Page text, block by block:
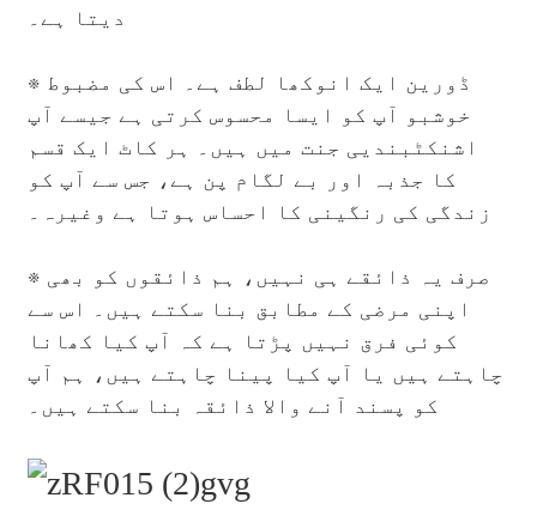
دیتا ہے۔
※ ڈورین ایک انوکھا لطف ہے۔ اس کی مضبوط
خوشبو آپ کو ایسا محسوس کرتی ہے جیسے آپ
اشنکٹبندیی جنت میں ہیں۔ ہر کاٹ ایک قسم
کا جذبہ اور بے لگام پن ہے، جس سے آپ کو
زندگی کی رنگینی کا احساس ہوتا ہے وغیرہ۔
※ صرف یہ ذائقے ہی نہیں، ہم ذائقوں کو بھی
اپنی مرضی کے مطابق بنا سکتے ہیں۔ اس سے
کوئی فرق نہیں پڑتا ہے کہ آپ کیا کھانا
چاہتے ہیں یا آپ کیا پینا چاہتے ہیں، ہم آپ
کو پسند آنے والا ذائقہ بنا سکتے ہیں۔